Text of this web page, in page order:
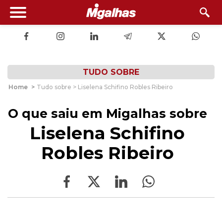
TUDO SOBRE
Home > Tudo sobre > Liselena Schifino Robles Ribeiro
O que saiu em Migalhas sobre
Liselena Schifino
Robles Ribeiro